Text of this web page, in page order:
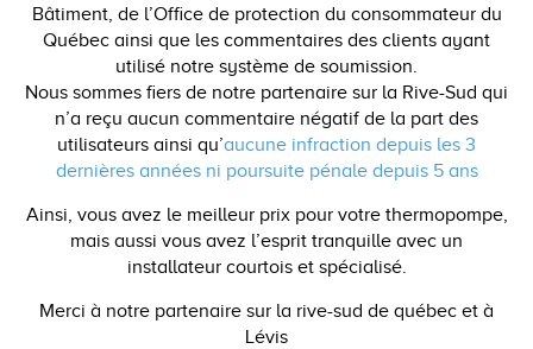
Bâtiment, de l’Office de protection du consommateur du
Québec ainsi que les commentaires des clients ayant
utilisé notre système de soumission.
Nous sommes fiers de notre partenaire sur la Rive-Sud qui
n’a reçu aucun commentaire négatif de la part des
utilisateurs ainsi qu’aucune infraction depuis les 3
dernières années ni poursuite pénale depuis 5 ans
Ainsi, vous avez le meilleur prix pour votre thermopompe,
mais aussi vous avez l’esprit tranquille avec un
installateur courtois et spécialisé.
Merci à notre partenaire sur la rive-sud de québec et à
Lévis